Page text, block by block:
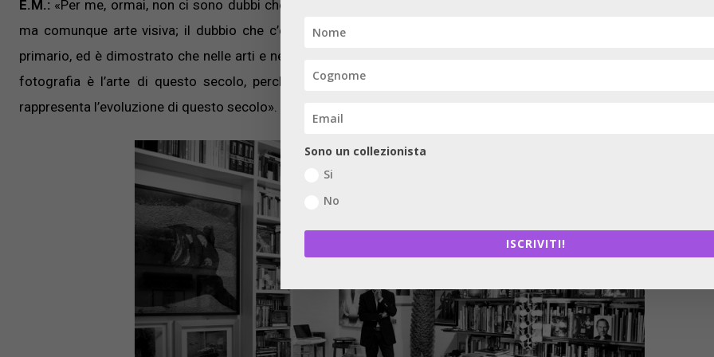
E.M.: «Per me, ormai, non ci sono dubbi che la fotografia debba essere considerata tale; è un mezzo diverso dalla
ma comunque arte visiva; il dubbio che c’era, ormai è stato completamente superato ed è stata inglobata nel
primario, ed è dimostrato che nelle arti e nelle fiere essa appare a pieno titolo come la pittura e la scultura. In più,
fotografia è l’arte di questo secolo, perché le avanguardie artistiche hanno lasciato il passo a questo
rappresenta l’evoluzione di questo secolo».
Sono un collezionista
Si
No
ISCRIVITI!